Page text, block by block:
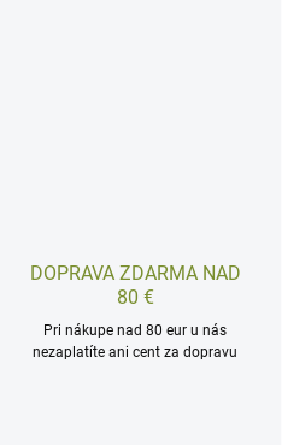
DOPRAVA ZDARMA NAD
80 €
Pri nákupe nad 80 eur u nás
nezaplatíte ani cent za dopravu